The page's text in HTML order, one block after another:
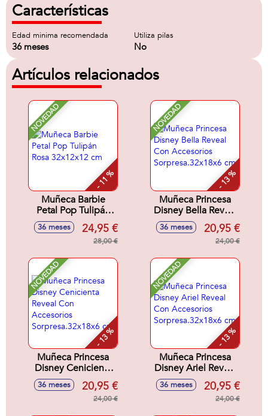
Características
Edad minima recomendada
36 meses
Utiliza pilas
No
Artículos relacionados
NOVEDAD
- 11 %
Muñeca Barbie
Petal Pop Tulipán
Rosa 32x12x12 cm
36 meses 24,95 €
28,00 €
NOVEDAD
- 13 %
Muñeca Princesa
Disney Bella Reveal
Con Accesorios
Sorpresa.32x18x6
36 meses 20,95 €
24,00 €
NOVEDAD
- 13 %
Muñeca Princesa
Disney Cenicienta
Reveal Con
Accesorios
Sorpresa.32x18x6
36 meses 20,95 €
24,00 €
NOVEDAD
- 13 %
Muñeca Princesa
Disney Ariel Reveal
Con Accesorios
Sorpresa.32x18x6
36 meses 20,95 €
24,00 €